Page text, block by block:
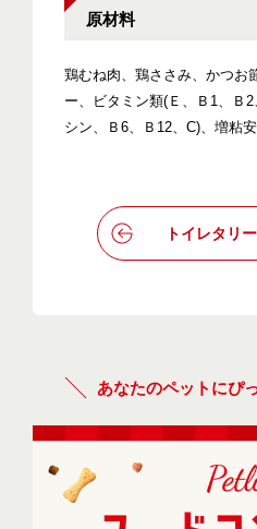
原材料
鶏むね肉、鶏ささみ、かつお
ー、ビタミン類(Ｅ、Ｂ1、Ｂ
シン、Ｂ6、Ｂ12、C)、増粘
トイレタリ
あなたのペットにぴ